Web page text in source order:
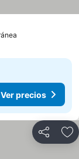
Ver precios
Compartir